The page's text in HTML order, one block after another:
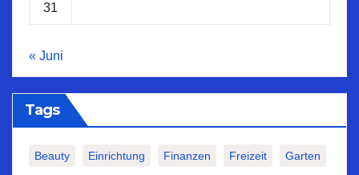
31
« Juni
Tags
Beauty Einrichtung Finanzen Freizeit Garten